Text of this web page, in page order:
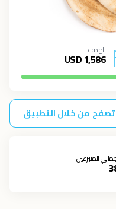
الهدف
1,586
USD
تصفح من خلال التطبيق
المتبرعين